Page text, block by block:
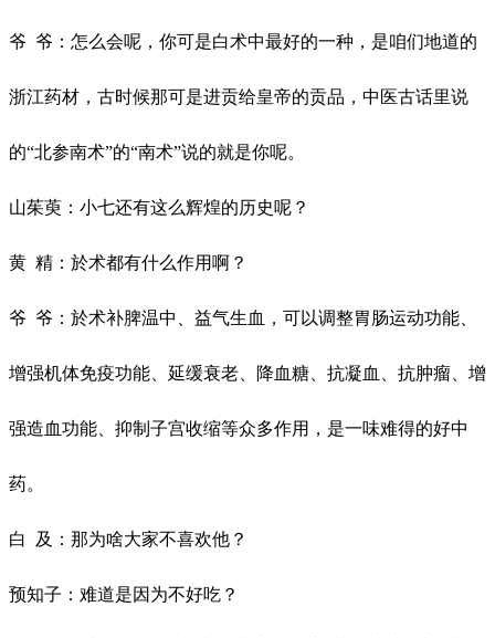
爷 爷：怎么会呢，你可是白术中最好的一种，是咱们地道的
浙江药材，古时候那可是进贡给皇帝的贡品，中医古话里说
的“北参南术”的“南术”说的就是你呢。
山茱萸：小七还有这么辉煌的历史呢？
黄 精：於术都有什么作用啊？
爷 爷：於术补脾温中、益气生血，可以调整胃肠运动功能、
增强机体免疫功能、延缓衰老、降血糖、抗凝血、抗肿瘤、增
强造血功能、抑制子宫收缩等众多作用，是一味难得的好中
药。
白 及：那为啥大家不喜欢他？
预知子：难道是因为不好吃？